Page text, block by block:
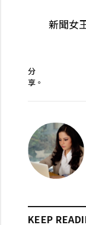
新聞女
分
享。
KEEP